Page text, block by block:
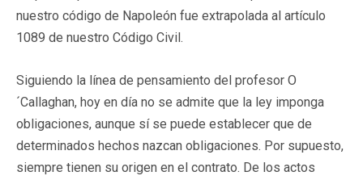
nuestro código de Napoleón fue extrapolada al artículo
1089 de nuestro Código Civil.
Siguiendo la línea de pensamiento del profesor O
´Callaghan, hoy en día no se admite que la ley imponga
obligaciones, aunque sí se puede establecer que de
determinados hechos nazcan obligaciones. Por supuesto,
siempre tienen su origen en el contrato. De los actos